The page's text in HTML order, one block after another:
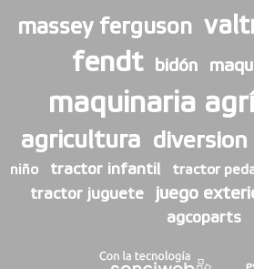
massey ferguson
fendt bidón
maquinaria
agricultura diversion
niño tractor infantil tractor
tractor juguete juego
agcoparts